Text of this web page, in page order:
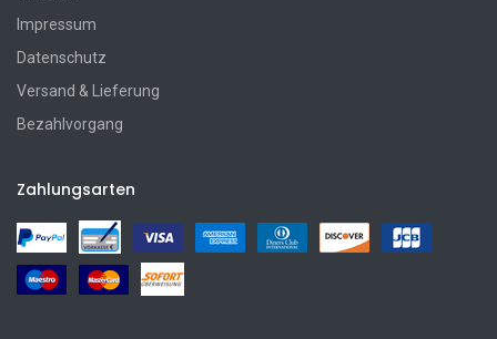
Impressum
Datenschutz
Versand & Lieferung
Bezahlvorgang
Zahlungsarten